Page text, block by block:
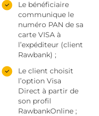
Le bénéficiaire
communique le
numéro PAN de sa
carte VISA à
l’expéditeur (client
Rawbank) ;
Le client choisit
l’option Visa
Direct à partir de
son profil
RawbankOnline ;